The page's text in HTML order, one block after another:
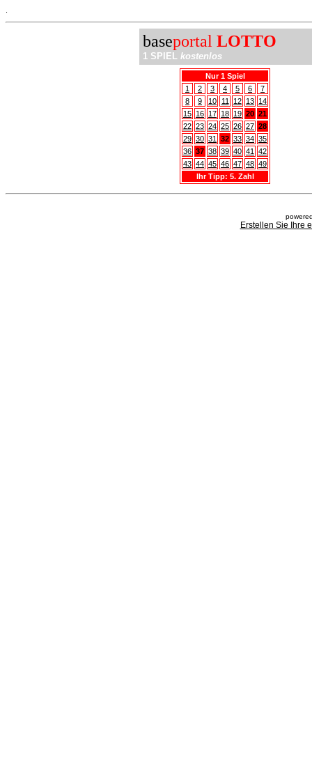
baseportal LOTTO
1 SPIEL kostenlos
Nur 1 Spiel
1
2 3 4 5 6
7
8
9 10 11 12 13 14
15 16 17 18 19 20 21
22 23 24 25 26 27 28
29 30 31 32 33 34 35
36 37 38 39 40 41
42
43 44 45 46 47 48 49
Ihr Tipp: 5. Zahl
Erstellen Sie Ihre